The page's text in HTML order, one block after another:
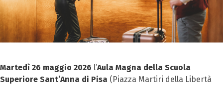
Martedì 26 maggio 2026 l’Aula Magna della Scuola
Superiore Sant’Anna di Pisa (Piazza Martiri della Libertà